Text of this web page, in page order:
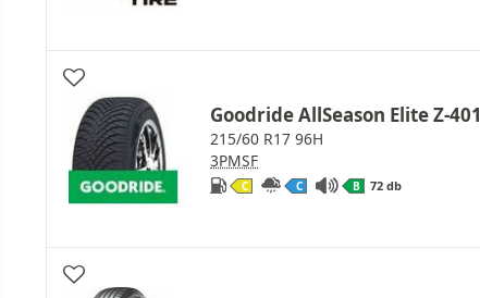
Goodride AllSeason Elite Z-401
215/60 R17 96H
3PMSF
C C B 72 db